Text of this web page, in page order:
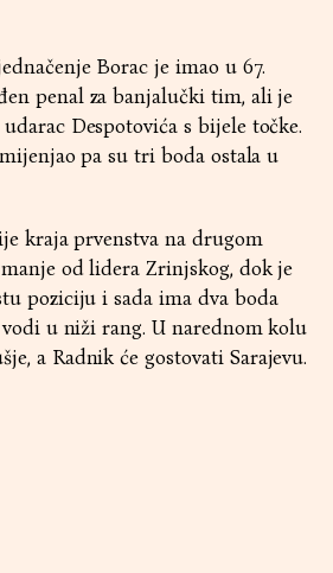
Borac je imao u 67.
penal za banjalučki tim, ali je
Despotovića s bijele točke.
pa su tri boda ostala u
kraja prvenstva na drugom
od lidera Zrinjskog, dok je
poziciju i sada ima dva boda
u niži rang. U narednom kolu
a Radnik će gostovati Sarajevu.